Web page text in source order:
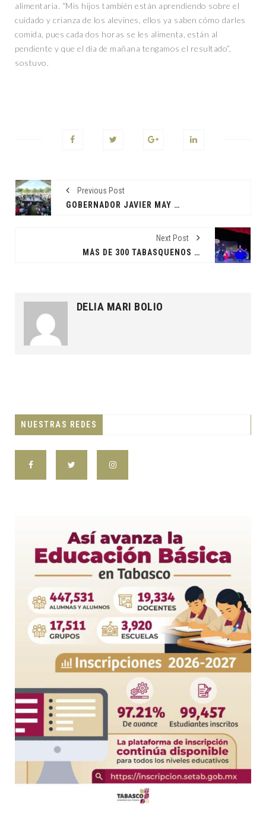
alimentaria. “Mis hijos también están aprendiendo sobre el
cuidado y crianza de los alevines, ellos ya saben cómo darles
comida, pues cada dos horas se les alimenta, están al
pendiente y que el día de mañana tengamos el resultado”,
sostuvo.
Previous Post
GOBERNADOR JAVIER MAY ENCABEZÓ LAS JORNADAS DE ATENCIÓN AL PUEBLO EN AZUCENA 2DA SECCIÓN
Next Post
MÁS DE 300 TABASQUEÑOS BUSCAN UN LUGAR EN EL BALLET FOLKLÓRICO
DELIA MARI BOLIO
NUESTRAS REDES